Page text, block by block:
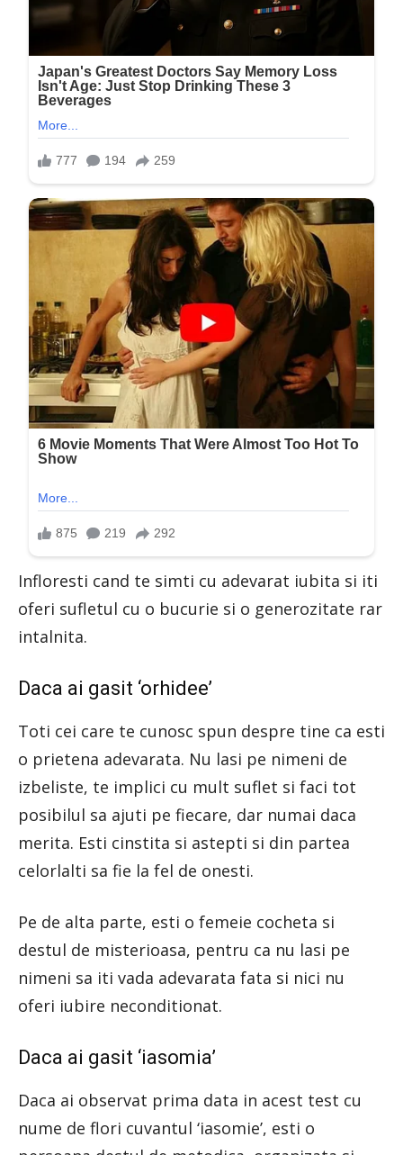
Infloresti cand te simti cu adevarat iubita si iti
oferi sufletul cu o bucurie si o generozitate rar
intalnita.
Daca ai gasit ‘orhidee’
Toti cei care te cunosc spun despre tine ca esti
o prietena adevarata. Nu lasi pe nimeni de
izbeliste, te implici cu mult suflet si faci tot
posibilul sa ajuti pe fiecare, dar numai daca
merita. Esti cinstita si astepti si din partea
celorlalti sa fie la fel de onesti.
Pe de alta parte, esti o femeie cocheta si
destul de misterioasa, pentru ca nu lasi pe
nimeni sa iti vada adevarata fata si nici nu
oferi iubire neconditionat.
Daca ai gasit ‘iasomia’
Daca ai observat prima data in acest test cu
nume de flori cuvantul ‘iasomie’, esti o